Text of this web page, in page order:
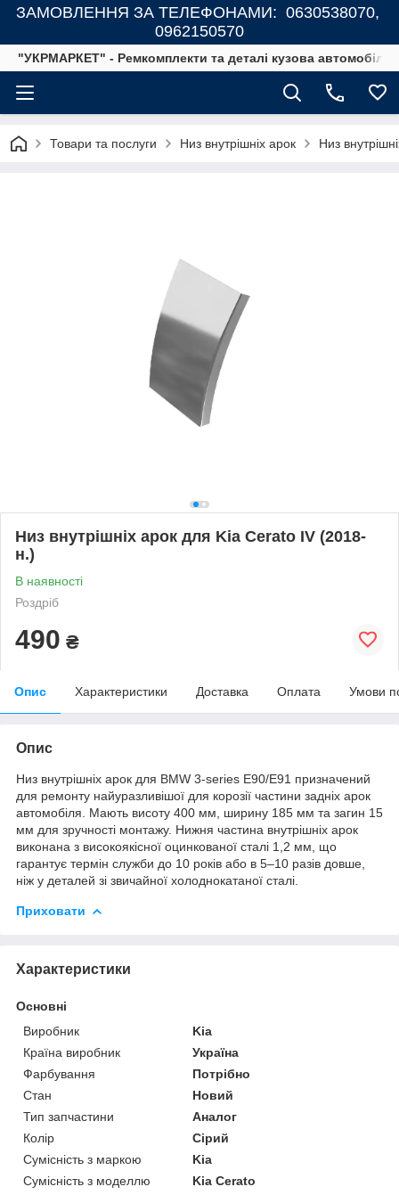
ЗАМОВЛЕННЯ ЗА ТЕЛЕФОНАМИ: 0630538070,
0962150570
"УКРМАРКЕТ" - Ремкомплекти та деталі кузова автомобілів
Товари та послуги Низ внутрішніх арок Низ
Низ внутрішніх арок для Kia Cerato IV (2018-
н.)
В наявності
Роздріб
490 ₴
Опис Характеристики Доставка Оплата Умови
Опис
Низ внутрішніх арок для BMW 3-series E90/E91 призначений
для ремонту найуразливішої для корозії частини задніх арок
автомобіля. Мають висоту 400 мм, ширину 185 мм та загин 15
мм для зручності монтажу. Нижня частина внутрішніх арок
виконана з високоякісної оцинкованої сталі 1,2 мм, що
гарантує термін служби до 10 років або в 5–10 разів довше,
ніж у деталей зі звичайної холоднокатаної сталі.
Приховати
Характеристики
Основні
Виробник
Kia
Країна виробник
Україна
Фарбування
Потрібно
Стан
Новий
Тип запчастини
Аналог
Колір
Сірий
Сумісність з маркою
Kia
Сумісність з моделлю
Kia Cerato